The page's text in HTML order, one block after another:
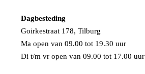
Dagbesteding
Goirkestraat 178, Tilburg
Ma open van 09.00 tot 19.30 uur
Di t/m vr open van 09.00 tot 17.00 uur